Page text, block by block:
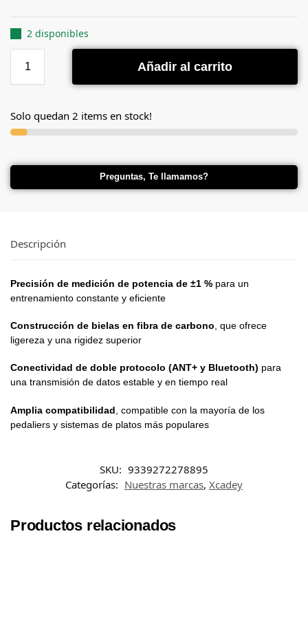
2 disponibles
Añadir al carrito
Solo quedan 2 items en stock!
Preguntas, Te llamamos?
Descripción
Precisión de medición de potencia de ±1 % para un
entrenamiento constante y eficiente
Construcción de bielas en fibra de carbono , que ofrece
ligereza y una rigidez superior
Conectividad de doble protocolo (ANT+ y Bluetooth) para
una transmisión de datos estable y en tiempo real
Amplia compatibilidad , compatible con la mayoría de los
pedaliers y sistemas de platos más populares
SKU: 9339272278895
Categorías: Nuestras marcas, Xcadey
Productos relacionados